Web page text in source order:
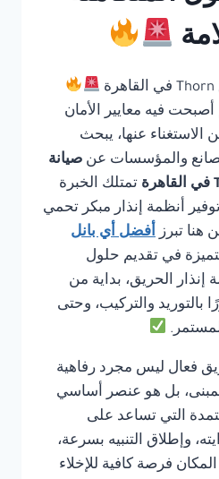
في عالم أصبحت فيه معايير الأمان
الاستغناء عنها، يبحث
والمؤسسات عن صيانة
تمتلك الخبرة
أنظمة إنذار مبكر تحمي
هنا تبرز أفضل أي بانل
في تقديم حلول
الحريق، بداية من
بالتوريد والتركيب، وحتى
فعال ليس مجرد رفاهية
بل هو عنصر أساسي
التي تساعد على
وإطلاق التنبيه بسرعة،
فرصة كافية للإخلاء